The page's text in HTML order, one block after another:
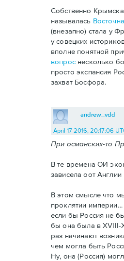
Собственно
называлась
(внезапно) стала у
у совецких
вполне понятной
вопроснесколько
просто экспансия
захват Босфора.
andrew_vdd
April 17 2016, 20:17:06
При османских-то
В те времена ОИ
зависела оот
В этом смысле что
проклятии
если бы Россия не
бы она была в XVIII-
раз начинают
чем могла быть
Ну, она (Россия)